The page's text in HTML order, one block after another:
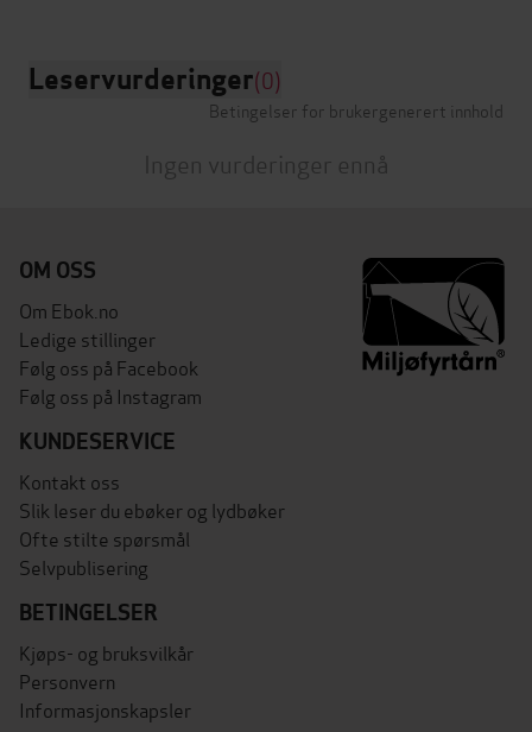
Leservurderinger(0)
Betingelser for brukergenerert innhold
Ingen vurderinger ennå
OM OSS
Om Ebok.no
Ledige stillinger
Følg oss på Facebook
Følg oss på Instagram
KUNDESERVICE
Kontakt oss
Slik leser du ebøker og lydbøker
Ofte stilte spørsmål
Selvpublisering
BETINGELSER
Kjøps- og bruksvilkår
Personvern
Informasjonskapsler